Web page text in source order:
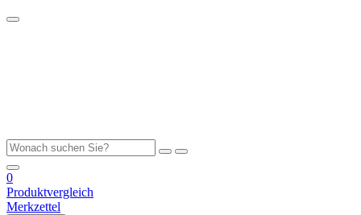
0
Produktvergleich
Merkzettel